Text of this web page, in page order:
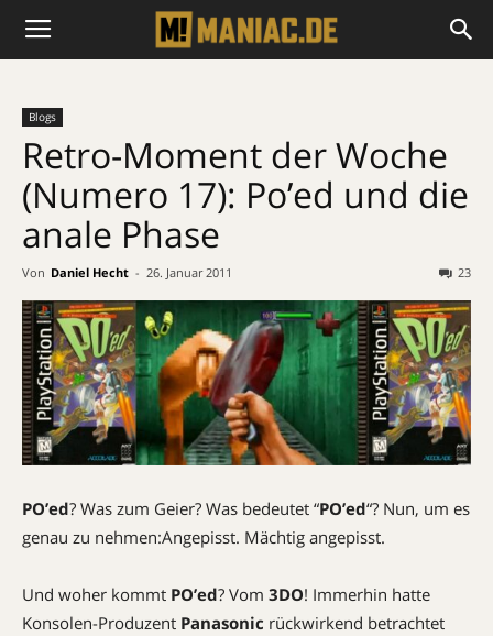
Blogs
Retro-Moment der Woche
(Numero 17): Po’ed und die
anale Phase
Von Daniel Hecht - 26. Januar 2011 23
PO’ed? Was zum Geier? Was bedeutet “PO’ed“? Nun, um es
genau zu nehmen:Angepisst. Mächtig angepisst.
Und woher kommt PO’ed? Vom 3DO! Immerhin hatte
Konsolen-Produzent Panasonic rückwirkend betrachtet